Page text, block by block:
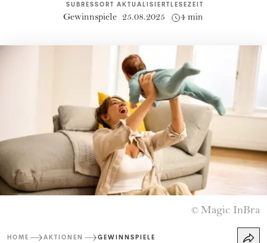
SUBRESSORT
Gewinnspiele
AKTUALISIERT
25.08.2025
LESEZEIT
4 min
© Magic InBra
HOME AKTIONEN GEWINNSPIELE